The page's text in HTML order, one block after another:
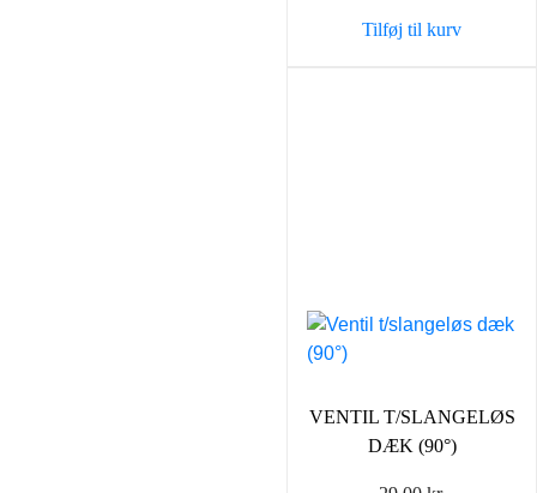
Tilføj til kurv
VENTIL T/SLANGELØS
DÆK (90°)